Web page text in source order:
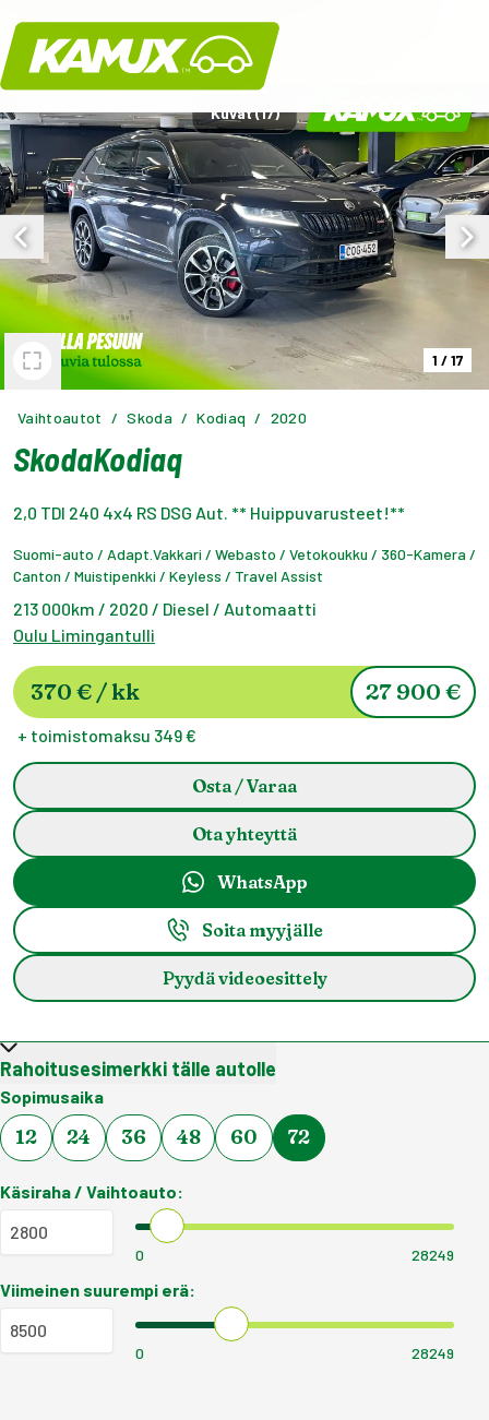
Kamux
1 /17
Kuvat (17)
Vaihtoautot / Skoda / Kodiaq / 2020
SkodaKodiaq
2,0 TDI 240 4x4 RS DSG Aut. ** Huippuvarusteet!**
Suomi-auto / Adapt.Vakkari / Webasto / Vetokoukku / 360-Kamera /
Canton / Muistipenkki / Keyless / Travel Assist
213 000km / 2020 / Diesel / Automaatti
Oulu Limingantulli
370 € /kk 27 900 €
+ toimistomaksu 349€
Osta / Varaa
Ota yhteyttä
WhatsApp
Soita myyjälle
Pyydä videoesittely
Rahoitusesimerkki tälle autolle
Sopimusaika
12 24 36 48 60 72
Käsiraha / Vaihtoauto:
0 28249
Viimeinen suurempi erä:
0 28249